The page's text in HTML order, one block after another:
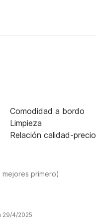
Comodidad a bordo
Limpieza
Relación calidad-precio
primero)
29/4/2025